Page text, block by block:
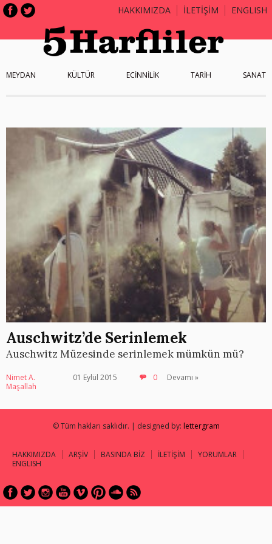
HAKKIMIZDA İLETİŞİM ENGLISH
MEYDAN KÜLTÜR ECİNNİLİK TARİH SANAT
Auschwitz’de Serinlemek
Auschwitz Müzesinde serinlemek mümkün mü?
Nimet A.
Maşallah
01 Eylül 2015 0 Devamı »
© Tüm hakları saklıdır. | designed by: lettergram
HAKKIMIZDA ARŞİV BASINDA BİZ İLETİŞİM
YORUMLAR
ENGLISH